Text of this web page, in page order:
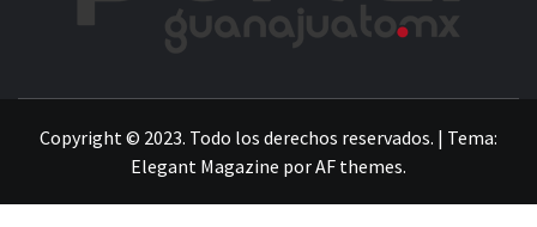
Copyright © 2023. Todo los derechos reservados. | Tema:
Elegant Magazine porAF themes.